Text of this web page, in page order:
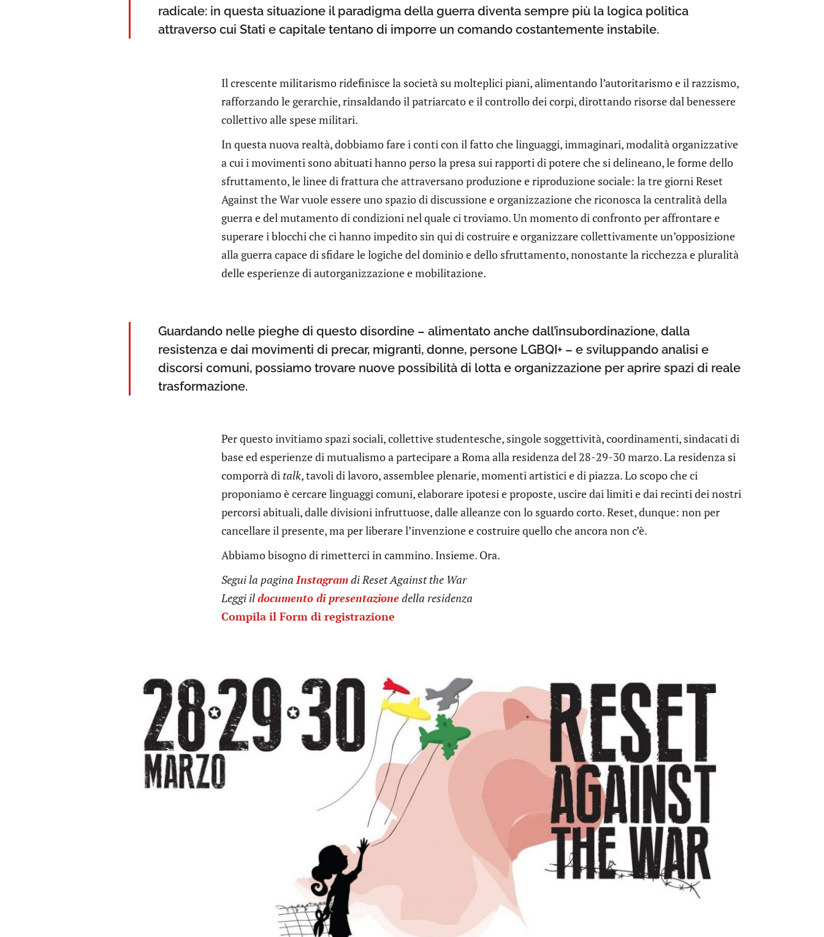
radicale: in questa situazione il paradigma della guerra diventa sempre più la logica politica
attraverso cui Stati e capitale tentano di imporre un comando costantemente instabile.
Il crescente militarismo ridefinisce la società su molteplici piani, alimentando l’autoritarismo e il razzismo,
rafforzando le gerarchie, rinsaldando il patriarcato e il controllo dei corpi, dirottando risorse dal benessere
collettivo alle spese militari.
In questa nuova realtà, dobbiamo fare i conti con il fatto che linguaggi, immaginari, modalità organizzative
a cui i movimenti sono abituati hanno perso la presa sui rapporti di potere che si delineano, le forme dello
sfruttamento, le linee di frattura che attraversano produzione e riproduzione sociale: la tre giorni Reset
Against the War vuole essere uno spazio di discussione e organizzazione che riconosca la centralità della
guerra e del mutamento di condizioni nel quale ci troviamo. Un momento di confronto per affrontare e
superare i blocchi che ci hanno impedito sin qui di costruire e organizzare collettivamente un’opposizione
alla guerra capace di sfidare le logiche del dominio e dello sfruttamento, nonostante la ricchezza e pluralità
delle esperienze di autorganizzazione e mobilitazione.
Guardando nelle pieghe di questo disordine – alimentato anche dall’insubordinazione, dalla
resistenza e dai movimenti di precar, migranti, donne, persone LGBQI+ – e sviluppando analisi e
discorsi comuni, possiamo trovare nuove possibilità di lotta e organizzazione per aprire spazi di reale
trasformazione.
Per questo invitiamo spazi sociali, collettive studentesche, singole soggettività, coordinamenti, sindacati di
base ed esperienze di mutualismo a partecipare a Roma alla residenza del 28-29-30 marzo. La residenza si
comporrà di talk, tavoli di lavoro, assemblee plenarie, momenti artistici e di piazza. Lo scopo che ci
proponiamo è cercare linguaggi comuni, elaborare ipotesi e proposte, uscire dai limiti e dai recinti dei nostri
percorsi abituali, dalle divisioni infruttuose, dalle alleanze con lo sguardo corto. Reset, dunque: non per
cancellare il presente, ma per liberare l’invenzione e costruire quello che ancora non c’è.
Abbiamo bisogno di rimetterci in cammino. Insieme. Ora.
Segui la paginaInstagramdi Reset Against the War
Leggi ildocumento di presentazionedella residenza
Compila il Form di registrazione